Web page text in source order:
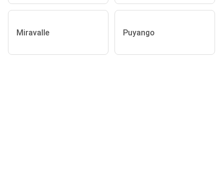
Miravalle Puyango